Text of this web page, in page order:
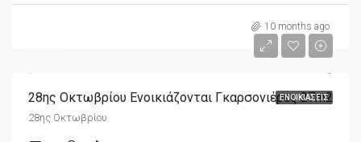
10 months ago
ΕΝΟΙΚΙΆΣΕΙΣ
28ης Οκτωβρίου Ενοικιάζονται Γκαρσονιέρες 27m2
28ης Οκτωβρίου